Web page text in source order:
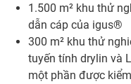
1.500 m² khu thử
dẫn cáp của igus®
300 m² khu thử
tuyến tính drylin và
một phần được